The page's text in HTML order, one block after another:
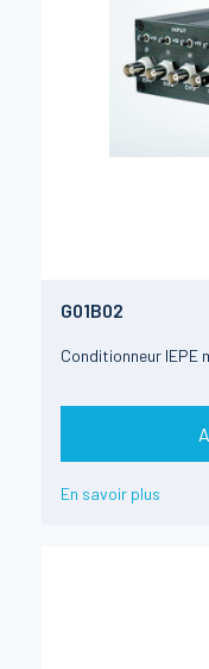
G01B02
Conditionneur IEPE
En savoir plus